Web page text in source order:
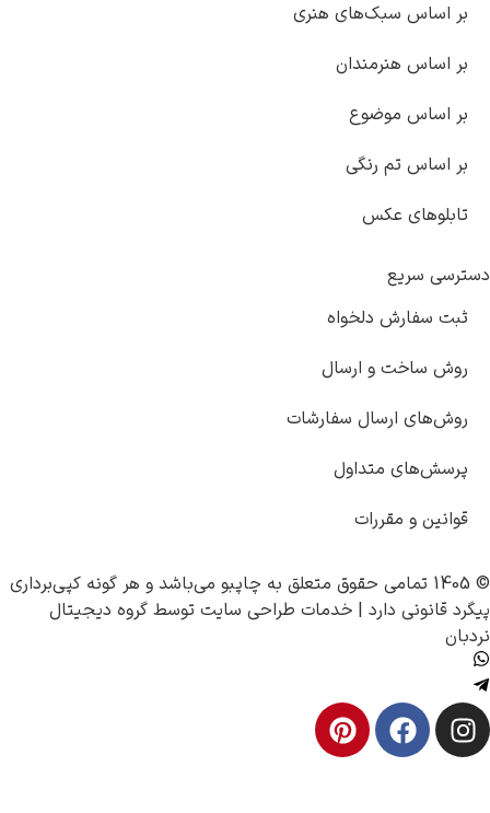
هنری
ارسال
سفارشات
چاپبومی‌باشد و هر گونه کپی‌برداری
|خدمات طراحی سایت توسطگروه دیجیتال